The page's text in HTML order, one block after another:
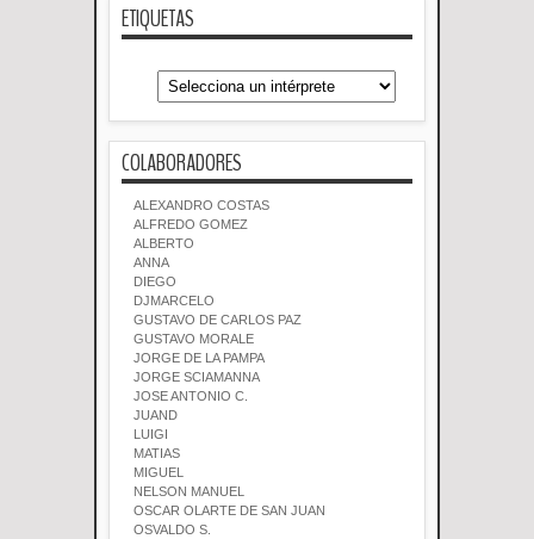
ETIQUETAS
COLABORADORES
ALEXANDRO COSTAS
ALFREDO GOMEZ
ALBERTO
ANNA
DIEGO
DJMARCELO
GUSTAVO DE CARLOS PAZ
GUSTAVO MORALE
JORGE DE LA PAMPA
JORGE SCIAMANNA
JOSE ANTONIO C.
JUAND
LUIGI
MATIAS
MIGUEL
NELSON MANUEL
OSCAR OLARTE DE SAN JUAN
OSVALDO S.